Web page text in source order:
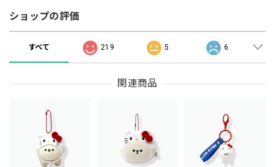
ショップの評価
すべて 219 5 6
関連商品